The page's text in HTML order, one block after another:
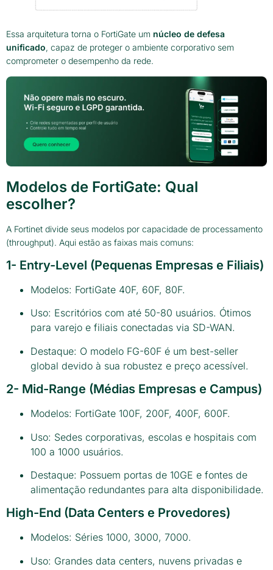
Essa arquitetura torna o FortiGate um núcleo de defesa
unificado, capaz de proteger o ambiente corporativo sem
comprometer o desempenho da rede.
Modelos de FortiGate: Qual
escolher?
A Fortinet divide seus modelos por capacidade de processamento
(throughput). Aqui estão as faixas mais comuns:
1- Entry-Level (Pequenas Empresas e Filiais)
Modelos: FortiGate 40F, 60F, 80F.
Uso: Escritórios com até 50-80 usuários. Ótimos
para varejo e filiais conectadas via SD-WAN.
Destaque: O modelo FG-60F é um best-seller
global devido à sua robustez e preço acessível.
2- Mid-Range (Médias Empresas e Campus)
Modelos: FortiGate 100F, 200F, 400F, 600F.
Uso: Sedes corporativas, escolas e hospitais com
100 a 1000 usuários.
Destaque: Possuem portas de 10GE e fontes de
alimentação redundantes para alta disponibilidade.
High-End (Data Centers e Provedores)
Modelos: Séries 1000, 3000, 7000.
Uso: Grandes data centers, nuvens privadas e